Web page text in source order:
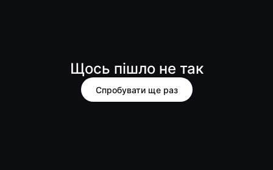
Щось пішло не так
Спробувати ще раз